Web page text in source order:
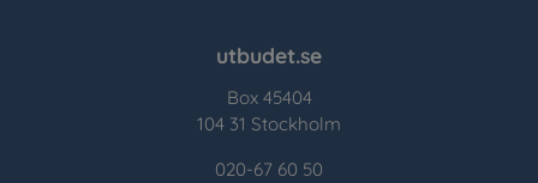
utbudet.se
Box 45404
104 31 Stockholm
020-67 60 50